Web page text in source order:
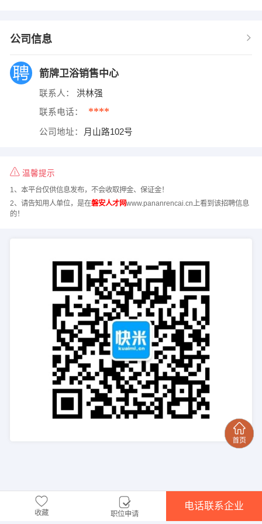
公司信息
箭牌卫浴销售中心
联系人： 洪林强
联系电话： ****
公司地址： 月山路102号
温馨提示
1、本平台仅供信息发布，不会收取押金、保证金！
2、请告知用人单位，是在磐安人才网www.pananrencai.cn上看到该招聘信息
的！
收藏 职位申请
电话联系企业